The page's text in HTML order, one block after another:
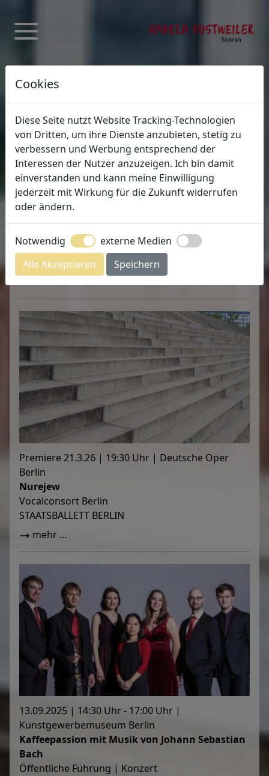
31.12. | 19 Uhr | Pauluskirche
CLAUDIO MONTEVERDI: MARIENVESPER
SILVESTERKONZERT
Premiere 21.3.26 | 19:30 Uhr | Deutsche Oper
Berlin
Nurejew
Vocalconsort Berlin
STAATSBALLETT BERLIN
mehr ...
13.09.2025 | 14:30 Uhr - 17:00 Uhr |
Kunstgewerbemuseum Berlin
Kaffeepassion mit Musik von Johann Sebastian
Bach
Öffentliche Führung | Konzert
Cookies
Diese Seite nutzt Website Tracking-Technologien
von Dritten, um ihre Dienste anzubieten, stetig zu
verbessern und Werbung entsprechend der
Interessen der Nutzer anzuzeigen. Ich bin damit
einverstanden und kann meine Einwilligung
jederzeit mit Wirkung für die Zukunft widerrufen
oder ändern.
Notwendig
externe Medien
Alle Akzeptieren
Speichern